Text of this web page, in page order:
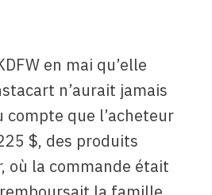
en mai qu’elle
n’aurait jamais
compte que l’acheteur
$, des produits
où la commande était